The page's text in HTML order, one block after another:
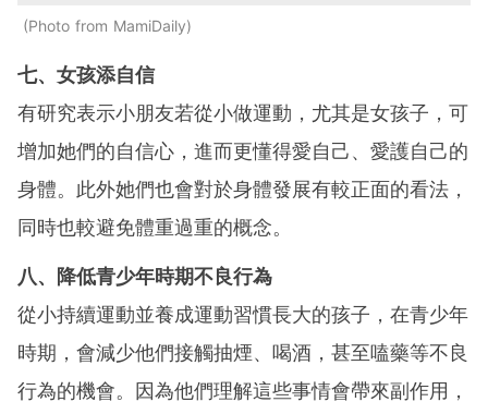
Photo from MamiDaily
七、女孩添自信
有研究表示小朋友若從小做運動，尤其是女孩子，可
增加她們的自信心，進而更懂得愛自己、愛護自己的
身體。此外她們也會對於身體發展有較正面的看法，
同時也較避免體重過重的概念。
八、降低青少年時期不良行為
從小持續運動並養成運動習慣長大的孩子，在青少年
時期，會減少他們接觸抽煙、喝酒，甚至嗑藥等不良
行為的機會。因為他們理解這些事情會帶來副作用，